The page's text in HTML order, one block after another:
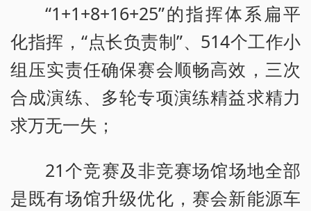
“1+1+8+16+25”的指挥体系扁平
化指挥，“点长负责制”、514个工作小
组压实责任确保赛会顺畅高效，三次
合成演练、多轮专项演练精益求精力
求万无一失；
21个竞赛及非竞赛场馆场地全部
是既有场馆升级优化，赛会新能源车